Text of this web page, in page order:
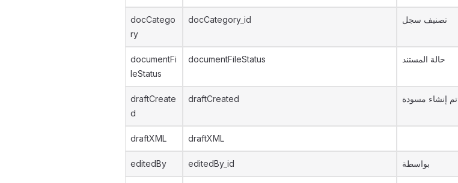
docCatego
ry
docCategory_id تصنيف سجل
documentFi
leStatus
documentFileStatus حالة المستند
draftCreate
d
draftCreated تم إنشاء مسودة
draftXML draftXML
editedBy editedBy_id بواسطة